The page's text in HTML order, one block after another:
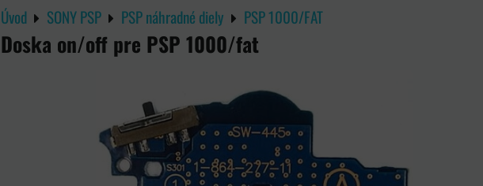
Úvod SONY PSP PSP náhradné diely PSP 1000/FAT
Doska on/off pre PSP 1000/fat